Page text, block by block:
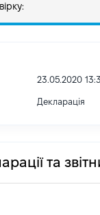
23.05.2020
Декларація
та